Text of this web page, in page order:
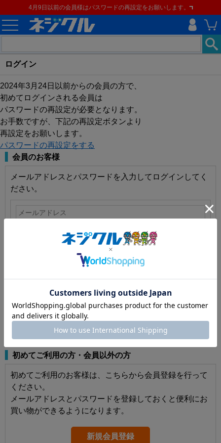
4月9日以前の会員様はパスワードの再設定をお願いします。
ログイン
2024年3月24日以前からの会員の方で、
初めてログインされる会員は
パスワードの再設定が必要となります。
お手数ですが、下記の再設定ボタンより
再設定をお願いします。
パスワードの再設定をする
会員のお客様
メールアドレスとパスワードを入力してログインしてく
ださい。
パスワードを表示する
ログインしたままにする
パスワードをお忘れの方はこちら
初めてご利用の方・会員以外の方
初めてご利用のお客様は、こちらから会員登録を行って
ください。
メールアドレスとパスワードを登録しておくと便利にお
買い物ができるようになります。